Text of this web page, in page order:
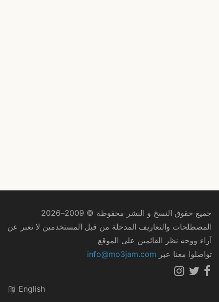
جميع حقوق النسخ و النشر محفوظة © 2009–2026
المصطلحات والتعاريف المدخلة من قبل المستخدمين لا تعبر عن
آراء ووجه نظر القائمين على الموقع
تواصلوا معنا عبر info@mo3jam.com
English